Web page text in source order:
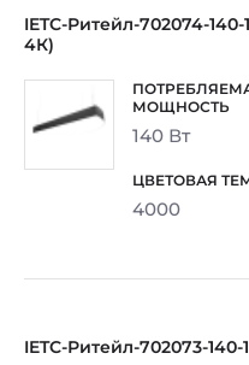
IETC-Ритейл-702074-
4К)
140 Вт
4000
IETC-Ритейл-702073-140-